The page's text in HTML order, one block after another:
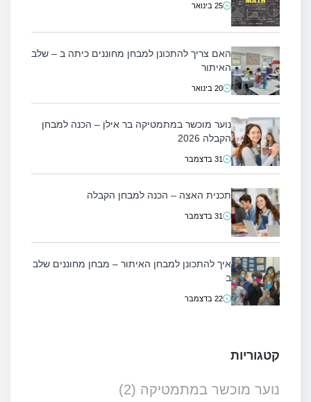
25 בינואר
האם צריך להתכונן למבחן מחוננים כיתה ב – שלב
האיתור
20 בינואר
נוער מוכשר במתמטיקה בר אילן – הכנה למבחן
הקבלה 2026
31 בדצמבר
תכנית האצה – הכנה למבחן הקבלה
31 בדצמבר
איך להתכונן למבחן האיתור – מבחן מחוננים שלב
ב
22 בדצמבר
קטגוריות
נוער מוכשר במתמטיקה (2)